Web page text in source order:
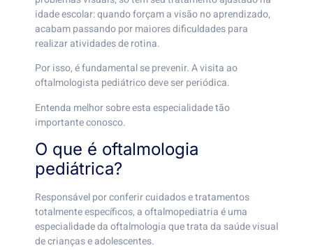
idade escolar: quando forçam a visão no aprendizado,
acabam passando por maiores dificuldades para
realizar atividades de rotina.
Por isso, é fundamental se prevenir. A visita ao
oftalmologista pediátrico deve ser periódica.
Entenda melhor sobre esta especialidade tão
importante conosco.
O que é oftalmologia
pediátrica?
Responsável por conferir cuidados e tratamentos
totalmente específicos, a oftalmopediatria é uma
especialidade da oftalmologia que trata da saúde visual
de crianças e adolescentes.